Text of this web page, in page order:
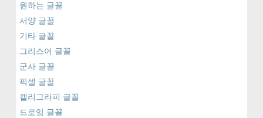
원하는 글꼴
서양 글꼴
기타 글꼴
그리스어 글꼴
군사 글꼴
픽셀 글꼴
캘리그라피 글꼴
드로잉 글꼴